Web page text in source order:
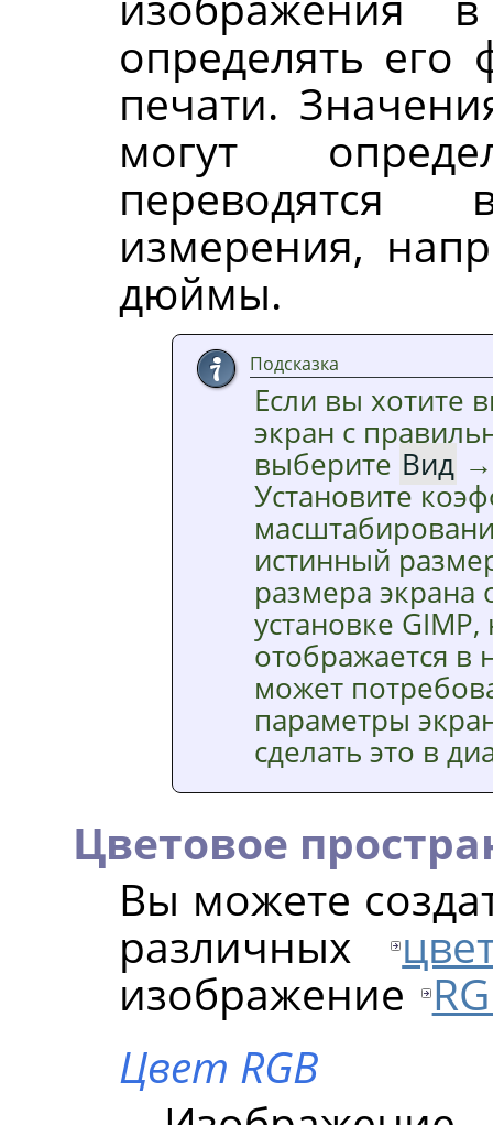
определять его
печати.
могут
измерения,
дюймы.
Подсказка
Если вы хотите
экран с
выберите Вид
Установите
истинный
размера
установке GIMP,
отображается
может
параметры
сделать это в
Цветовое
Вы можете
различных
изображение
Цвет RGB